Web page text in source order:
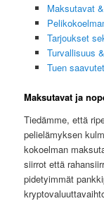
Maksutavat
Tarjoukset
Turvallisuus
Tuen
Maksutavat ja
Tiedämme, että
pelielämyksen
kokoelman
siirrot että
pidetyimmät